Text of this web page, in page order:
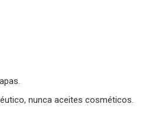
nunca aceites cosméticos.